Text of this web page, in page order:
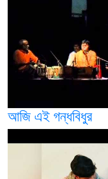
আজি এই গন্ধবিধুর